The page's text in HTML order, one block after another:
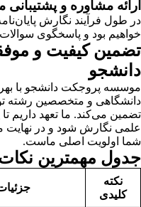
ارائه مشاوره و
در طول فرآیند نگارش
خواهیم بود و پاسخگوی
تضمین کیفیت و
دانشجو
موسسه پروجکت دانشجو با
دانشگاهی و متخصصین رشته
تضمین می‌کند. ما تعهد داریم تا
علمی نگارش شود و در
شما اولویت اصلی ماست.
جدول مهمترین
نکته
کلیدی